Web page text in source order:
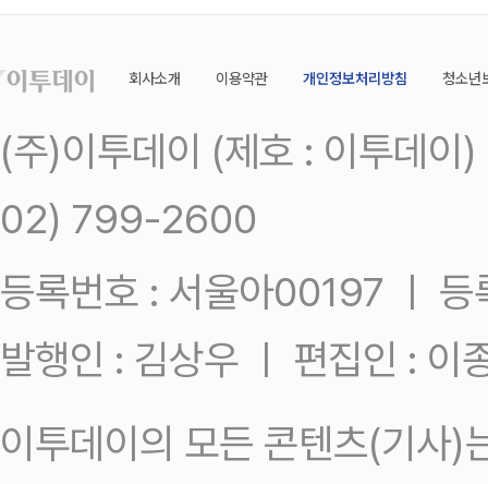
회사소개 이용약관 개인정보처리방침 청소년
(주)이투데이 (제호 : 이투데
02) 799-2600
등록번호 : 서울아00197 ㅣ
발행인 : 김상우 ㅣ 편집인 : 이
이투데이의 모든 콘텐츠(기사)